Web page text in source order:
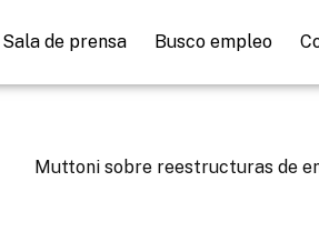
Sala de prensa Busco empleo